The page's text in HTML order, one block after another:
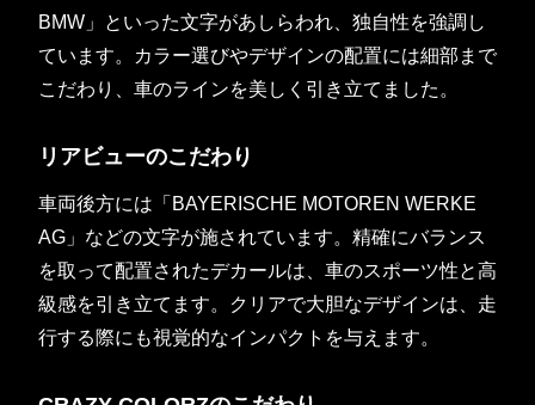
BMW」といった文字があしらわれ、独自性を強調し
ています。カラー選びやデザインの配置には細部まで
こだわり、車のラインを美しく引き立てました。
リアビューのこだわり
車両後方には「BAYERISCHE MOTOREN WERKE
AG」などの文字が施されています。精確にバランス
を取って配置されたデカールは、車のスポーツ性と高
級感を引き立てます。クリアで大胆なデザインは、走
行する際にも視覚的なインパクトを与えます。